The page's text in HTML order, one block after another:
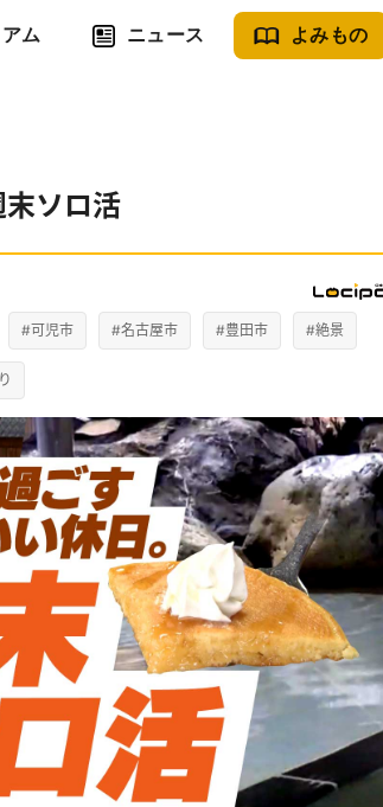
ム ニュース よみもの
末ソロ活
#可児市 #名古屋市 #豊田市 #絶景